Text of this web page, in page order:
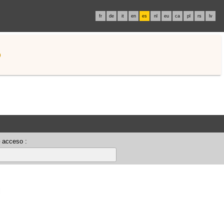
fr de it en es nl eu ca pl rs lv
acceso :